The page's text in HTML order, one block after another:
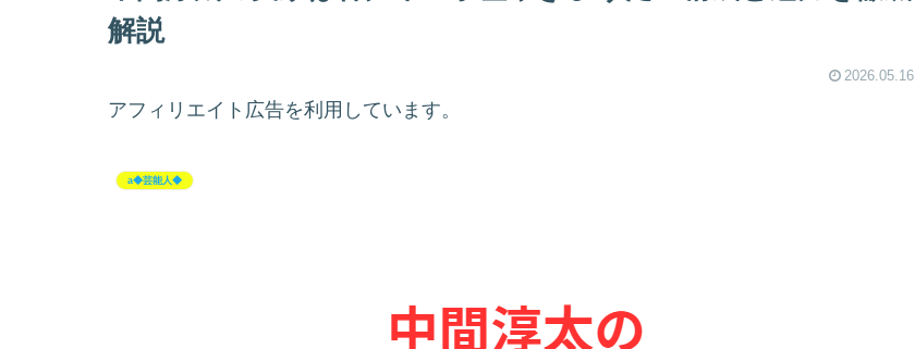
解説
2026.05.16
アフィリエイト広告を利用しています。
a◆芸能人◆